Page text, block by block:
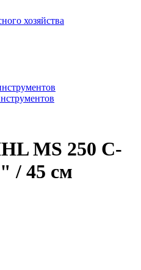
хозяйства
MS 250 C-
/ 45 см